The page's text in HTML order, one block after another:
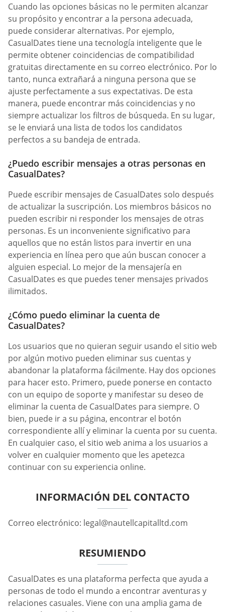
Cuando las opciones básicas no le permiten alcanzar
su propósito y encontrar a la persona adecuada,
puede considerar alternativas. Por ejemplo,
CasualDates tiene una tecnología inteligente que le
permite obtener coincidencias de compatibilidad
gratuitas directamente en su correo electrónico. Por lo
tanto, nunca extrañará a ninguna persona que se
ajuste perfectamente a sus expectativas. De esta
manera, puede encontrar más coincidencias y no
siempre actualizar los filtros de búsqueda. En su lugar,
se le enviará una lista de todos los candidatos
perfectos a su bandeja de entrada.
¿Puedo escribir mensajes a otras personas en
СasualDates?
Puede escribir mensajes de СasualDates solo después
de actualizar la suscripción. Los miembros básicos no
pueden escribir ni responder los mensajes de otras
personas. Es un inconveniente significativo para
aquellos que no están listos para invertir en una
experiencia en línea pero que aún buscan conocer a
alguien especial. Lo mejor de la mensajería en
CasualDates es que puedes tener mensajes privados
ilimitados.
¿Cómo puedo eliminar la cuenta de
СasualDates?
Los usuarios que no quieran seguir usando el sitio web
por algún motivo pueden eliminar sus cuentas y
abandonar la plataforma fácilmente. Hay dos opciones
para hacer esto. Primero, puede ponerse en contacto
con un equipo de soporte y manifestar su deseo de
eliminar la cuenta de CasualDates para siempre. O
bien, puede ir a su página, encontrar el botón
correspondiente allí y eliminar la cuenta por su cuenta.
En cualquier caso, el sitio web anima a los usuarios a
volver en cualquier momento que les apetezca
continuar con su experiencia online.
INFORMACIÓN DEL CONTACTO
Correo electrónico: legal@nautellcapitalltd.com
RESUMIENDO
CasualDates es una plataforma perfecta que ayuda a
personas de todo el mundo a encontrar aventuras y
relaciones casuales. Viene con una amplia gama de